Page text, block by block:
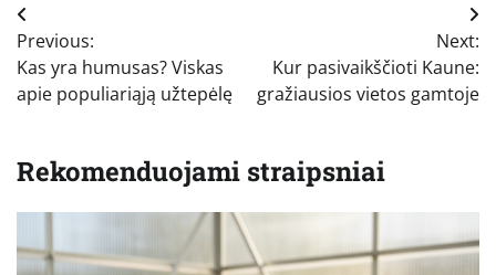
Navigacija
tarp
įrašų
Previous:
Kas yra humusas? Viskas
apie populiariąją užtepėlę
Next:
Kur pasivaikščioti Kaune:
gražiausios vietos gamtoje
Rekomenduojami straipsniai